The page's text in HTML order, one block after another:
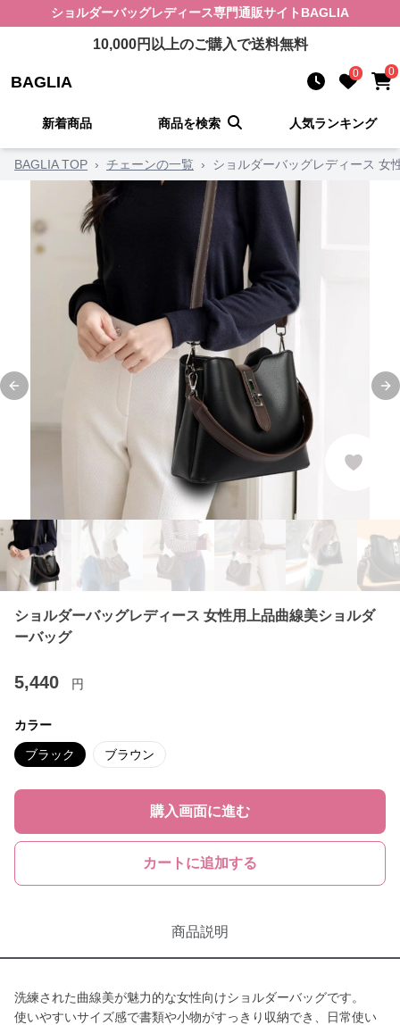
ショルダーバッグレディース専門通販サイト BAGLIA
10,000円以上のご購入で送料無料
BAGLIA 0 0
新着商品 商品を検索 人気ランキング
BAGLIA TOP › チェーンの一覧 › ショルダーバッグレディース 女
Previous slide
ショルダーバッグレディース 女性用上品曲線美ショルダ
ーバッグ
5,440 円
カラー
ブラック ブラウン
購入画面に進む
カートに追加する
商品説明
洗練された曲線美が魅力的な女性向けショルダーバッグです。
使いやすいサイズ感で書類や小物がすっきり収納でき、日常使い